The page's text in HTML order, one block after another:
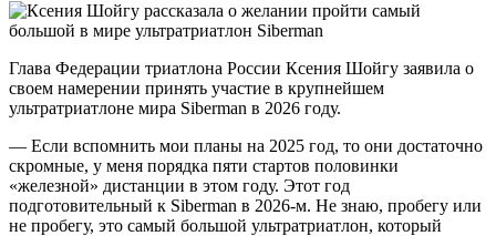
Глава Федерации триатлона России Ксения Шойгу заявила о
своем намерении принять участие в крупнейшем
ультратриатлоне мира Siberman в 2026 году.
— Если вспомнить мои планы на 2025 год, то они достаточно
скромные, у меня порядка пяти стартов половинки
«железной» дистанции в этом году. Этот год
подготовительный к Siberman в 2026-м. Не знаю, пробегу или
не пробегу, это самый большой ультратриатлон, который